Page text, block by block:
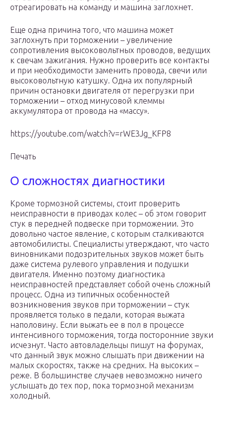
отреагировать на команду и машина заглохнет.
Еще одна причина того, что машина может
заглохнуть при торможении – увеличение
сопротивления высоковольтных проводов, ведущих
к свечам зажигания. Нужно проверить все контакты
и при необходимости заменить провода, свечи или
высоковольтную катушку. Одна их популярный
причин остановки двигателя от перегрузки при
торможении – отход минусовой клеммы
аккумулятора от провода на «массу».
https://youtube.com/watch?v=rWE3Jg_KFP8
Печать
О сложностях диагностики
Кроме тормозной системы, стоит проверить
неисправности в приводах колес – об этом говорит
стук в передней подвеске при торможении. Это
довольно частое явление, с которым сталкиваются
автомобилисты. Специалисты утверждают, что часто
виновниками подозрительных звуков может быть
даже система рулевого управления и подушки
двигателя. Именно поэтому диагностика
неисправностей представляет собой очень сложный
процесс. Одна из типичных особенностей
возникновения звуков при торможении – стук
проявляется только в педали, которая выжата
наполовину. Если выжать ее в пол в процессе
интенсивного торможения, тогда посторонние звуки
исчезнут. Часто автовладельцы пишут на форумах,
что данный звук можно слышать при движении на
малых скоростях, также на средних. На высоких –
реже. В большинстве случаев невозможно ничего
услышать до тех пор, пока тормозной механизм
холодный.